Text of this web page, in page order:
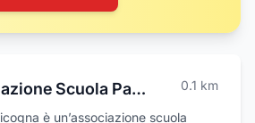
Associazione Scuola Paritaria dell'Infanzia La mia Cicogna 0.1 km
è un’associazione scuola